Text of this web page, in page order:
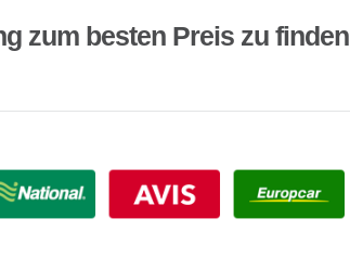
zum besten Preis zu finden